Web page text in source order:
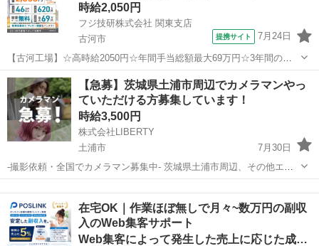
時給2,050円
フジ技研株式会社 関東支店
古河市
提携サイト 7月24日
【古河工場】☆高時給2050円☆年間手当総額最大69万円☆3年間の手
当総額159万円☆年収620万円可☆寮費無料☆大手トラックメーカーで
の検査☆自動車業界経験者積極採用中！！【20代でも年収500万円が目
指せる！！！】羽村工...
茨城 古河市 その他
【急募】茨城県土浦市周辺でカメラマンやっ
ていただける方募集しています！
時給3,500円
株式会社LIBERTY
土浦市
7月30日
-撮影依頼・全国でカメラマン募集中- 茨城県土浦市周辺、その他エリ
アも相談可能 弊社では主にマッチングアプリのプロフィール写真や、
婚活やビジネス用の写真撮影を行っております。 全国で撮影をしてお
り、都合の良...
在宅OK｜作業ほぼ無しで月々~数万円の副収
入のWeb集客サポート
Web集客によって発生した売上に応じた成果報酬